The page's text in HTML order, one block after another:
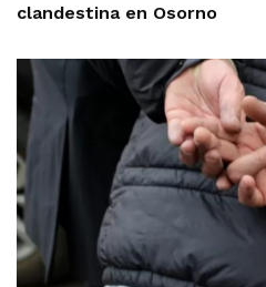
clandestina en Osorno